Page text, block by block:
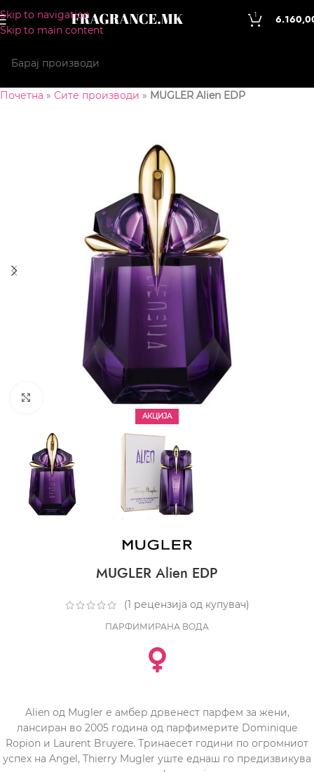
Skip to navigation
Skip to main content
1
Почетна » Сите производи » MUGLER Alien EDP
АКЦИЈА
CLICK TO ENLARGE
MUGLER Alien EDP
(1 рецензија од купувач)
ПАРФИМИРАНА ВОДА
Alien од Mugler е амбер дрвенест парфем за жени,
лансиран во 2005 година од парфимерите Dominique
Ropion и Laurent Bruyere. Тринаесет години по огромниот
успех на Angel, Thierry Mugler уште еднаш го предизвикува